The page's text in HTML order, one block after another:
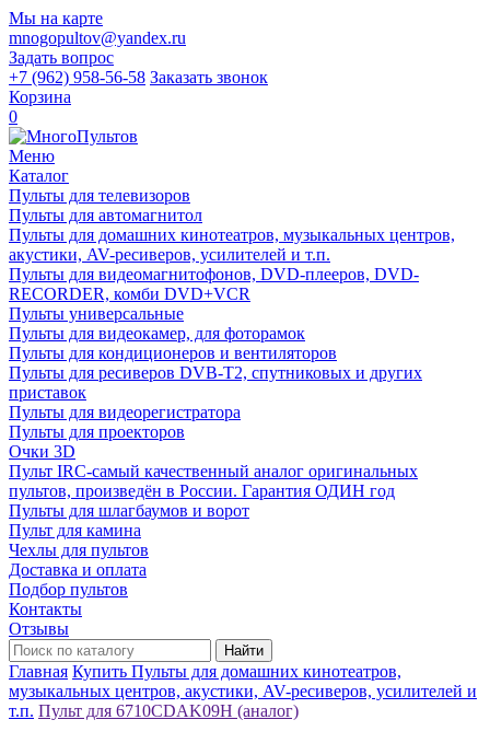
Мы на карте
mnogopultov@yandex.ru
Задать вопрос
+7 (962) 958-56-58 Заказать звонок
Корзина
0
Меню
Каталог
Пульты для телевизоров
Пульты для автомагнитол
Пульты для домашних кинотеатров, музыкальных центров,
акустики, AV-ресиверов, усилителей и т.п.
Пульты для видеомагнитофонов, DVD-плееров, DVD-
RECORDER, комби DVD+VCR
Пульты универсальные
Пульты для видеокамер, для фоторамок
Пульты для кондиционеров и вентиляторов
Пульты для ресиверов DVB-T2, спутниковых и других
приставок
Пульты для видеорегистратора
Пульты для проекторов
Очки 3D
Пульт IRC-самый качественный аналог оригинальных
пультов, произведён в России. Гарантия ОДИН год
Пульты для шлагбаумов и ворот
Пульт для камина
Чехлы для пультов
Доставка и оплата
Подбор пультов
Контакты
Отзывы
Найти
Главная Купить Пульты для домашних кинотеатров,
музыкальных центров, акустики, AV-ресиверов, усилителей и
т.п. Пульт для 6710CDAK09H (аналог)